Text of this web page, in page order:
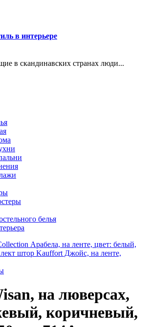
в интерьере
в скандинавских странах люди...
белья
Арабела, на ленте, цвет: белый,
штор Kauffort Джойс, на ленте,
на люверсах,
коричневый,